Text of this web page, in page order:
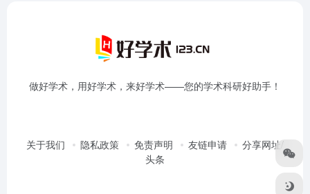
做好学术，用好学术，来好学术——您的学术科研好助手！
关于我们 隐私政策 免责声明 友链申请
分享网址/
头条